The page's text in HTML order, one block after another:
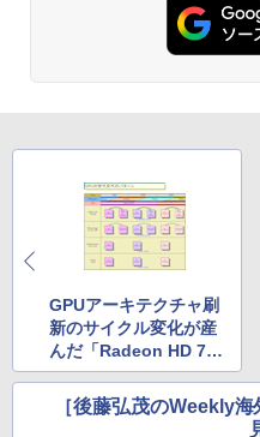
by
強炭酸水
art Basic)
￥1,625
【
みきった
] [ 水 ] [
ONE
コミック
￥572
スーパー
版ビッグ
￥810
GPUアーキテクチャ刷
新のサイクル変化が産
んだ「Radeon HD 79
90」
［後藤弘茂のWeekly